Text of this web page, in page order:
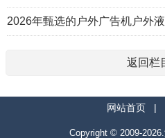
返回栏
网站首页 |
Copyright © 2009-